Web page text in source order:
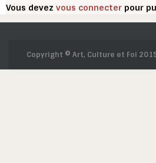
Vous devez vous connecter pour
Copyright © Art, Culture et Foi